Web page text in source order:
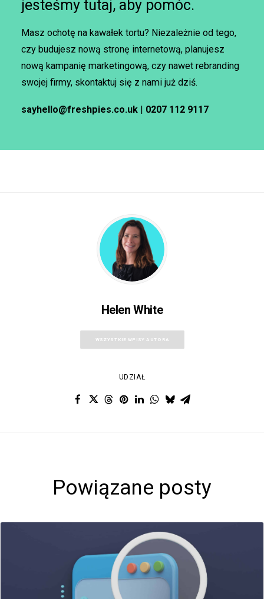
jesteśmy tutaj, aby pomóc.
Masz ochotę na kawałek tortu? Niezależnie od tego,
czy budujesz nową stronę internetową, planujesz
nową kampanię marketingową, czy nawet rebranding
swojej firmy, skontaktuj się z nami już dziś.
sayhello@freshpies.co.uk | 0207 112 9117
Helen White
WSZYSTKIE WPISY AUTORA
UDZIAŁ
Powiązane posty